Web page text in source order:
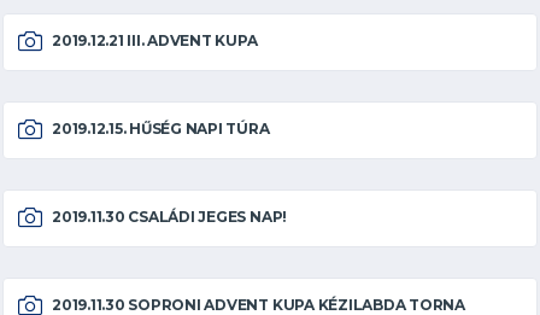
2019.12.21 III. ADVENT KUPA
2019.12.15. HŰSÉG NAPI TÚRA
2019.11.30 CSALÁDI JEGES NAP!
2019.11.30 SOPRONI ADVENT KUPA KÉZILABDA TORNA